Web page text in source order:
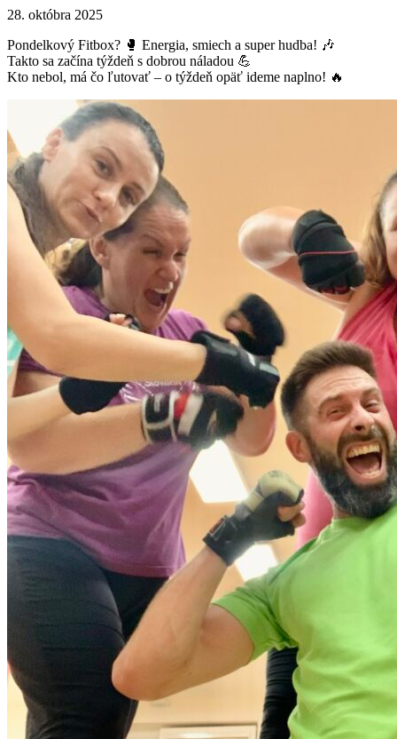
28. októbra 2025
Pondelkový Fitbox? 🥊 Energia, smiech a super hudba! 🎶
Takto sa začína týždeň s dobrou náladou 💪
Kto nebol, má čo ľutovať – o týždeň opäť ideme naplno! 🔥